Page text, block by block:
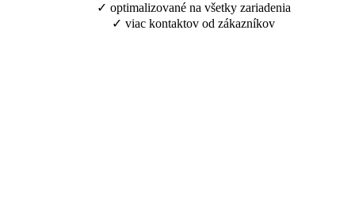
✓ optimalizované na všetky zariadenia
✓ viac kontaktov od zákazníkov